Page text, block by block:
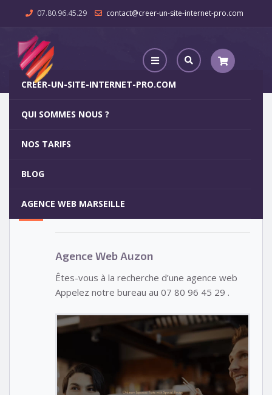
07.80.96.45.29 contact@creer-un-site-internet-pro.com
CREER-UN-SITE-INTERNET-PRO.COM
QUI SOMMES NOUS ?
NOS TARIFS
BLOG
AGENCE WEB MARSEILLE
Agence Web Auzon
5
Votre site internet pour 29€
Agence Web Auzon
Êtes-vous à la recherche d’une agence web
Appelez notre bureau au 07 80 96 45 29 .